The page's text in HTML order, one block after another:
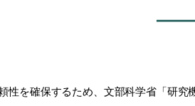
性を確保するため、文部科学省「研